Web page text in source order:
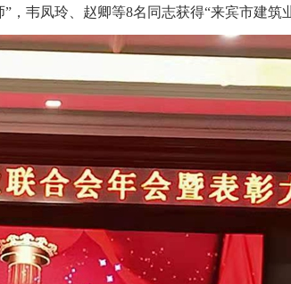
韦凤玲、赵卿等8名同志获得“来宾市建筑